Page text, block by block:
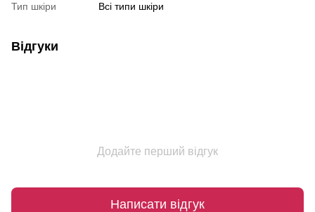
Тип шкіри Всі типи шкіри
Відгуки
Додайте перший відгук
Написати відгук